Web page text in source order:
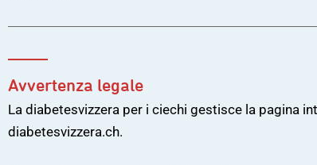
Avvertenza legale
La diabetesvizzera per i ciechi gestisce la pagina
diabetesvizzera.ch.